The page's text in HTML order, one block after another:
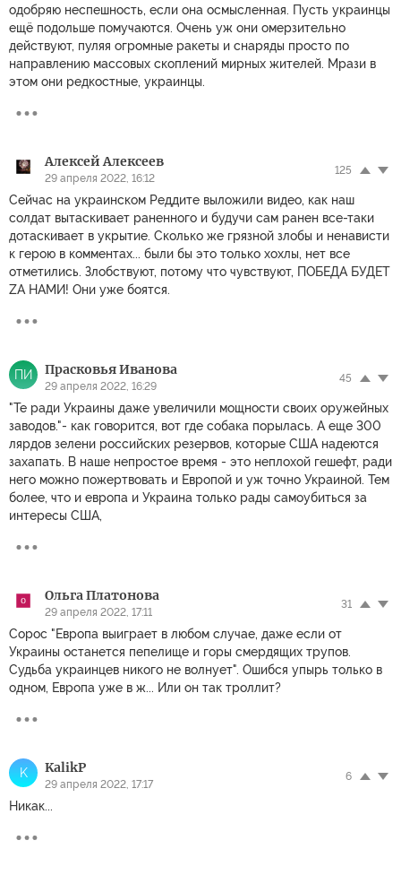
одобряю неспешность, если она осмысленная. Пусть украинцы
ещё подольше помучаются. Очень уж они омерзительно
действуют, пуляя огромные ракеты и снаряды просто по
направлению массовых скоплений мирных жителей. Мрази в
этом они редкостные, украинцы.
Алексей Алексеев
29 апреля 2022, 16:12
125
Сейчас на украинском Реддите выложили видео, как наш
солдат вытаскивает раненного и будучи сам ранен все-таки
дотаскивает в укрытие. Сколько же грязной злобы и ненависти
к герою в комментах... были бы это только хохлы, нет все
отметились. Злобствуют, потому что чувствуют, ПОБЕДА БУДЕТ
ZА НАМИ! Они уже боятся.
ПИ Прасковья Иванова
29 апреля 2022, 16:29
45
"Те ради Украины даже увеличили мощности своих оружейных
заводов."- как говорится, вот где собака порылась. А еще 300
лярдов зелени российских резервов, которые США надеются
захапать. В наше непростое время - это неплохой гешефт, ради
него можно пожертвовать и Европой и уж точно Украиной. Тем
более, что и европа и Украина только рады самоубиться за
интересы США,
Ольга Платонова
29 апреля 2022, 17:11
31
Сорос "Европа выиграет в любом случае, даже если от
Украины останется пепелище и горы смердящих трупов.
Судьба украинцев никого не волнует". Ошибся упырь только в
одном, Европа уже в ж... Или он так троллит?
K KalikP
29 апреля 2022, 17:17
6
Никак...